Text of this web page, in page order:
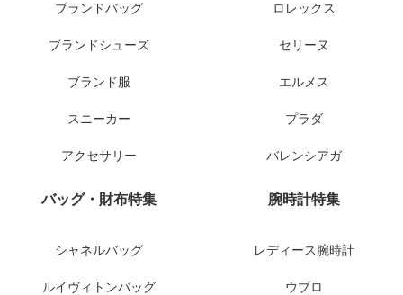
ブランドバッグ
ブランドシューズ
ブランド服
スニーカー
アクセサリー
ロレックス
セリーヌ
エルメス
プラダ
バレンシアガ
バッグ・財布特集
シャネルバッグ
ルイヴィトンバッグ
腕時計特集
レディース腕時計
ウブロ